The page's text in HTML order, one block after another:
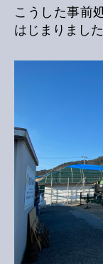
こうした事前
はじまりました